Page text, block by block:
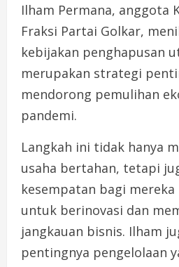
Ilham Permana, anggota
Fraksi Partai Golkar,
kebijakan penghapusan
merupakan strategi
mendorong pemulihan
pandemi.
Langkah ini tidak hanya
usaha bertahan, tetapi
kesempatan bagi mereka
untuk berinovasi dan
jangkauan bisnis. Ilham
pentingnya pengelolaan